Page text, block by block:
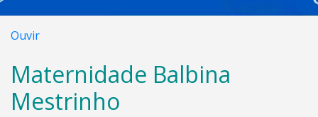
Ouvir
Maternidade Balbina
Mestrinho